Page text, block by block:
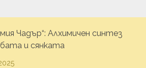
Чадър“: Алхимичен синтез
и сянката